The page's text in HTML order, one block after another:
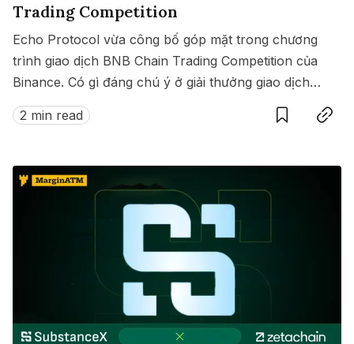
Trading Competition
Echo Protocol vừa công bố góp mặt trong chương
trình giao dịch BNB Chain Trading Competition của
Binance. Có gì đáng chú ý ở giải thưởng giao dịch
này?
2 min read
SaveCopy link